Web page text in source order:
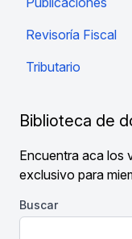
Revisoría Fiscal
Tributario
Biblioteca de
Encuentra aca los
exclusivo para
Buscar